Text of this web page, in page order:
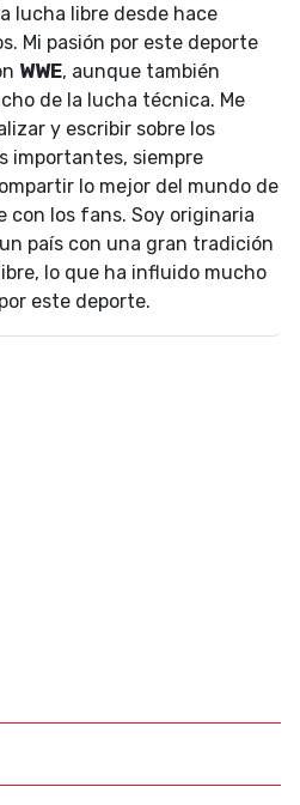
lucha libre desde hace
Mi pasión por este deporte
WWE, aunque también
de la lucha técnica. Me
y escribir sobre los
importantes, siempre
lo mejor del mundo de
con los fans. Soy originaria
país con una gran tradición
lo que ha influido mucho
este deporte.